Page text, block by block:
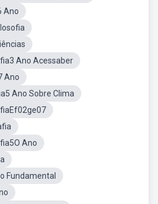
Ano
Ano Acessaber
Ano
Ano Sobre Clima
Ano
Fundamental